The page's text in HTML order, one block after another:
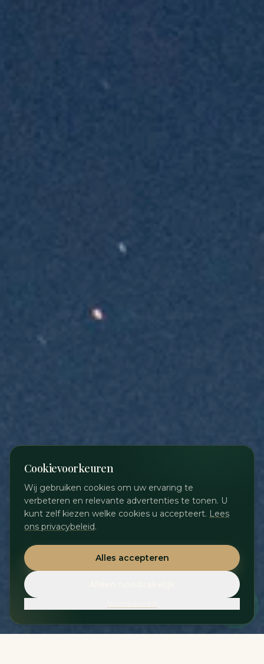
Cookievoorkeuren
Wij gebruiken cookies om uw ervaring te
verbeteren en relevante advertenties te tonen. U
kunt zelf kiezen welke cookies u accepteert. Lees
ons privacybeleid.
Alles accepteren